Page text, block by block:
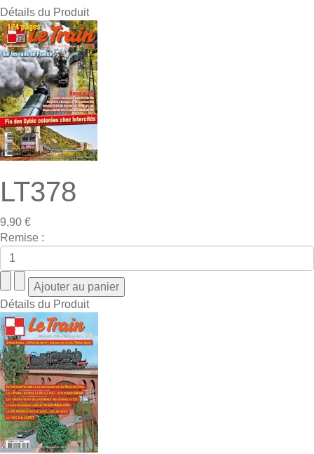
Détails du Produit
LT378
9,90 €
Remise :
Détails du Produit